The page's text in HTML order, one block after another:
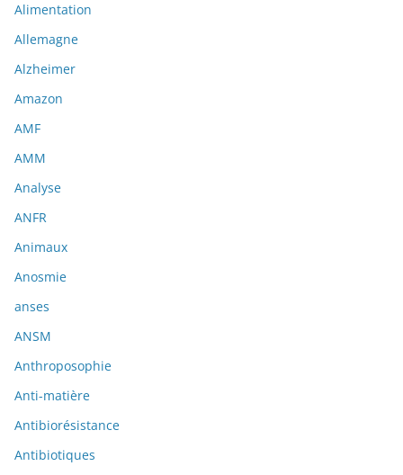
Alimentation
Allemagne
Alzheimer
Amazon
AMF
AMM
Analyse
ANFR
Animaux
Anosmie
anses
ANSM
Anthroposophie
Anti-matière
Antibiorésistance
Antibiotiques